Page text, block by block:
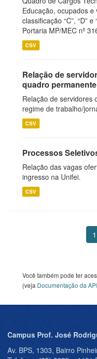
Educação, ocupados
classificação “C”, “D”
Portaria MP/MEC nº
CSV
Relação de
quadro
Relação de servidores
regime de trabalho/
CSV
Processos
Relação das vagas
ingresso na Unifei.
CSV
1
Você também pode ter
(veja Documentação da API
Campus Prof. José
Av. BPS, 1303, Bairro